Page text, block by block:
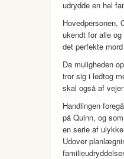
udrydde en hel
Hovedpersonen,
ukendt for alle
det perfekte
Da muligheden
tror sig i ledtog
skal også af
Handlingen
på Quinn, og
en serie af
Udover